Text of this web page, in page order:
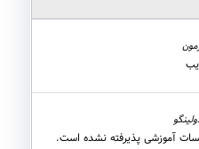
آموزشی پذیرفته نشده است.